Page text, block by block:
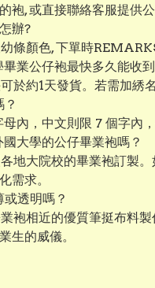
袍, 或直接聯絡客服提供
辦?
條顏色, 下單時
業公仔袍最快多久能收到
於約1天發貨。若需加綉
內，中文則限 7 個字內
大學的公仔畢業袍嗎？
地大院校的畢業袍訂製
需求。
透明嗎？
袍相近的優質筆挺布料
生的威儀。